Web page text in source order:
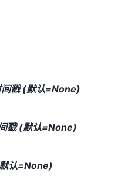
戳 (默认=None)
戳 (默认=None)
认=None)